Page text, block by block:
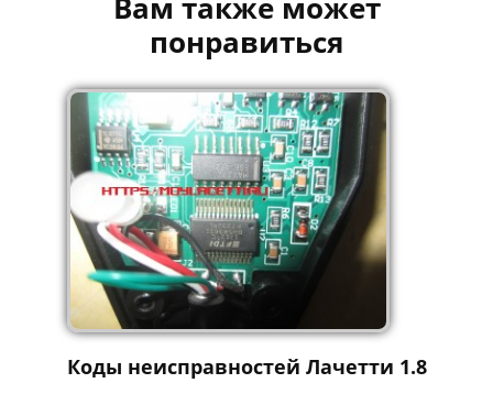
понравиться
Коды неисправностей Лачетти 1.8